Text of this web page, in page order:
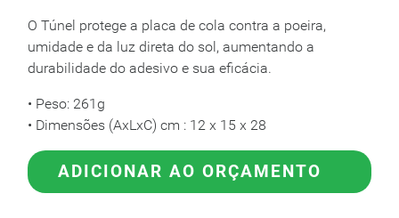
O Túnel protege a placa de cola contra a poeira,
umidade e da luz direta do sol, aumentando a
durabilidade do adesivo e sua eficácia.
• Peso: 261g
• Dimensões (AxLxC) cm : 12 x 15 x 28
ADICIONAR AO ORÇAMENTO